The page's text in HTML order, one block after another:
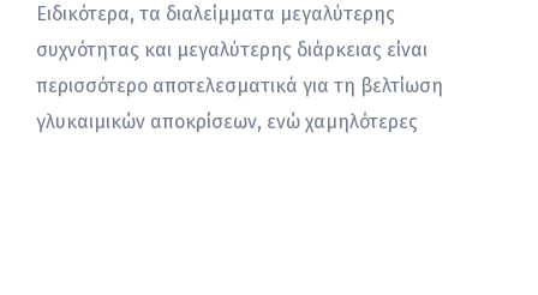
Ειδικότερα, τα διαλείμματα μεγαλύτερης
συχνότητας και μεγαλύτερης διάρκειας είναι
περισσότερο αποτελεσματικά για τη βελτίωση
γλυκαιμικών αποκρίσεων, ενώ χαμηλότερες